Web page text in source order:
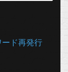
ド再発行